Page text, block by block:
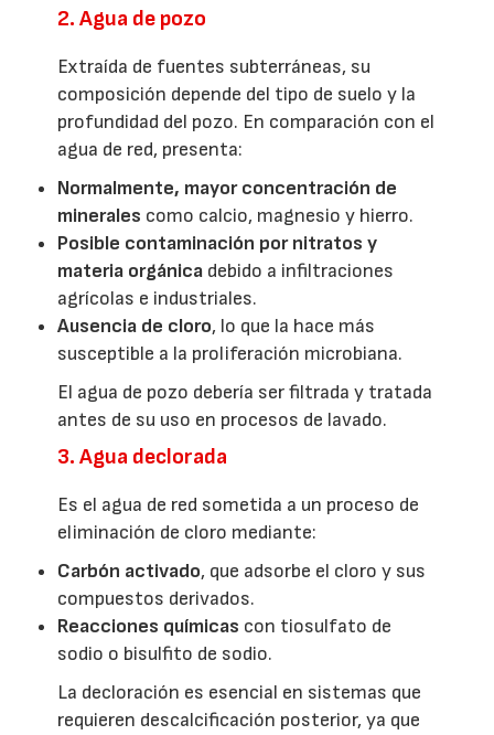
2. Agua de pozo
Extraída de fuentes subterráneas, su
composición depende del tipo de suelo y la
profundidad del pozo. En comparación con el
agua de red, presenta:
Normalmente, mayor concentración de
minerales como calcio, magnesio y hierro.
Posible contaminación por nitratos y
materia orgánica debido a infiltraciones
agrícolas e industriales.
Ausencia de cloro, lo que la hace más
susceptible a la proliferación microbiana.
El agua de pozo debería ser filtrada y tratada
antes de su uso en procesos de lavado.
3. Agua declorada
Es el agua de red sometida a un proceso de
eliminación de cloro mediante:
Carbón activado, que adsorbe el cloro y sus
compuestos derivados.
Reacciones químicas con tiosulfato de
sodio o bisulfito de sodio.
La decloración es esencial en sistemas que
requieren descalcificación posterior, ya que